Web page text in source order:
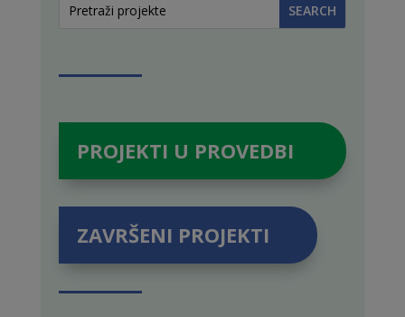
PROJEKTI U PROVEDBI
ZAVRŠENI PROJEKTI